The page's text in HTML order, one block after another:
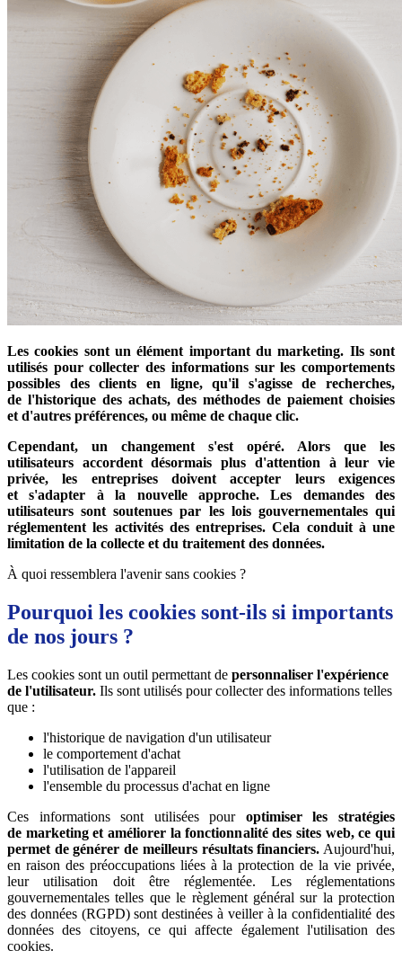
Les cookies sont un élément important du marketing. Ils sont
utilisés pour collecter des informations sur les comportements
possibles des clients en ligne, qu'il s'agisse de recherches,
de l'historique des achats, des méthodes de paiement choisies
et d'autres préférences, ou même de chaque clic.
Cependant, un changement s'est opéré. Alors que les
utilisateurs accordent désormais plus d'attention à leur vie
privée, les entreprises doivent accepter leurs exigences
et s'adapter à la nouvelle approche. Les demandes des
utilisateurs sont soutenues par les lois gouvernementales qui
réglementent les activités des entreprises. Cela conduit à une
limitation de la collecte et du traitement des données.
À quoi ressemblera l'avenir sans cookies ?
Pourquoi les cookies sont-ils si importants
de nos jours ?
Les cookies sont un outil permettant de personnaliser l'expérience
de l'utilisateur. Ils sont utilisés pour collecter des informations telles
que :
l'historique de navigation d'un utilisateur
le comportement d'achat
l'utilisation de l'appareil
l'ensemble du processus d'achat en ligne
Ces informations sont utilisées pour optimiser les stratégies
de marketing et améliorer la fonctionnalité des sites web, ce qui
permet de générer de meilleurs résultats financiers. Aujourd'hui,
en raison des préoccupations liées à la protection de la vie privée,
leur utilisation doit être réglementée. Les réglementations
gouvernementales telles que le règlement général sur la protection
des données (RGPD) sont destinées à veiller à la confidentialité des
données des citoyens, ce qui affecte également l'utilisation des
cookies.